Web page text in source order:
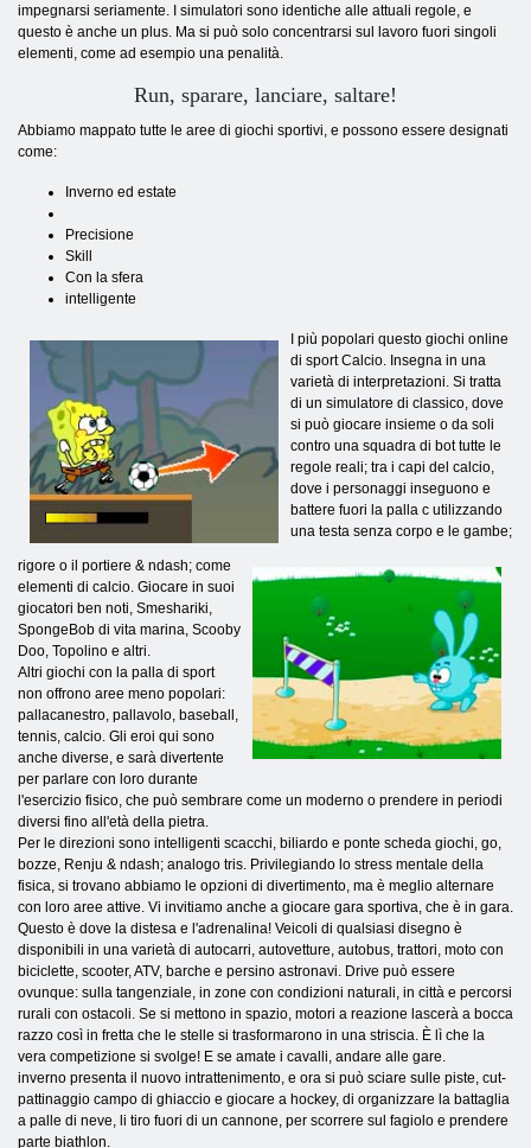
impegnarsi seriamente. I simulatori sono identiche alle attuali regole, e
questo è anche un plus. Ma si può solo concentrarsi sul lavoro fuori singoli
elementi, come ad esempio una penalità.
Run, sparare, lanciare, saltare!
Abbiamo mappato tutte le aree di giochi sportivi, e possono essere designati
come:
Inverno ed estate
Precisione
Skill
Con la sfera
intelligente
I più popolari questo giochi online
di sport Calcio. Insegna in una
varietà di interpretazioni. Si tratta
di un simulatore di classico, dove
si può giocare insieme o da soli
contro una squadra di bot tutte le
regole reali; tra i capi del calcio,
dove i personaggi inseguono e
battere fuori la palla c utilizzando
una testa senza corpo e le gambe;
rigore o il portiere & ndash; come
elementi di calcio. Giocare in suoi
giocatori ben noti, Smeshariki,
SpongeBob di vita marina, Scooby
Doo, Topolino e altri.
Altri giochi con la palla di sport
non offrono aree meno popolari:
pallacanestro, pallavolo, baseball,
tennis, calcio. Gli eroi qui sono
anche diverse, e sarà divertente
per parlare con loro durante
l'esercizio fisico, che può sembrare come un moderno o prendere in periodi
diversi fino all'età della pietra.
Per le direzioni sono intelligenti scacchi, biliardo e ponte scheda giochi, go,
bozze, Renju & ndash; analogo tris. Privilegiando lo stress mentale della
fisica, si trovano abbiamo le opzioni di divertimento, ma è meglio alternare
con loro aree attive. Vi invitiamo anche a giocare gara sportiva, che è in gara.
Questo è dove la distesa e l'adrenalina! Veicoli di qualsiasi disegno è
disponibili in una varietà di autocarri, autovetture, autobus, trattori, moto con
biciclette, scooter, ATV, barche e persino astronavi. Drive può essere
ovunque: sulla tangenziale, in zone con condizioni naturali, in città e percorsi
rurali con ostacoli. Se si mettono in spazio, motori a reazione lascerà a bocca
razzo così in fretta che le stelle si trasformarono in una striscia. È lì che la
vera competizione si svolge! E se amate i cavalli, andare alle gare.
inverno presenta il nuovo intrattenimento, e ora si può sciare sulle piste, cut-
pattinaggio campo di ghiaccio e giocare a hockey, di organizzare la battaglia
a palle di neve, li tiro fuori di un cannone, per scorrere sul fagiolo e prendere
parte biathlon.